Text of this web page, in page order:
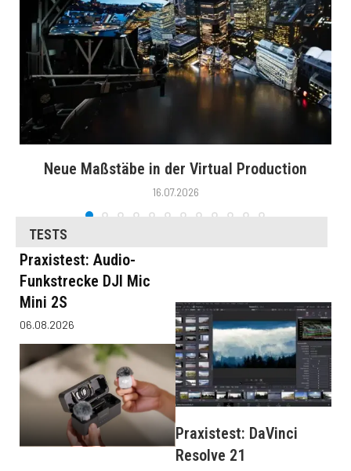
Neue Maßstäbe in der Virtual Production
16.07.2026
TESTS
Praxistest: Audio-
Funkstrecke DJI Mic
Mini 2S
06.08.2026
Praxistest: DaVinci
Resolve 21